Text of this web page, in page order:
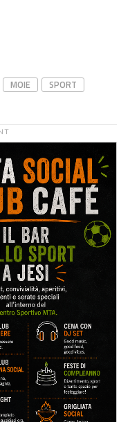
MOIE
SPORT